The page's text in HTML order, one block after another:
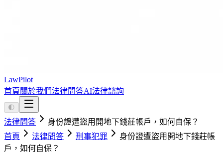
LawPilot
首頁 關於我們法律問答AI法律諮詢
🌓
法律問答
身份證遭盜用開地下錢莊帳戶，如何自保？
首頁
法律問答 刑事犯罪
身份證遭盜用開地下錢莊帳
戶，如何自保？